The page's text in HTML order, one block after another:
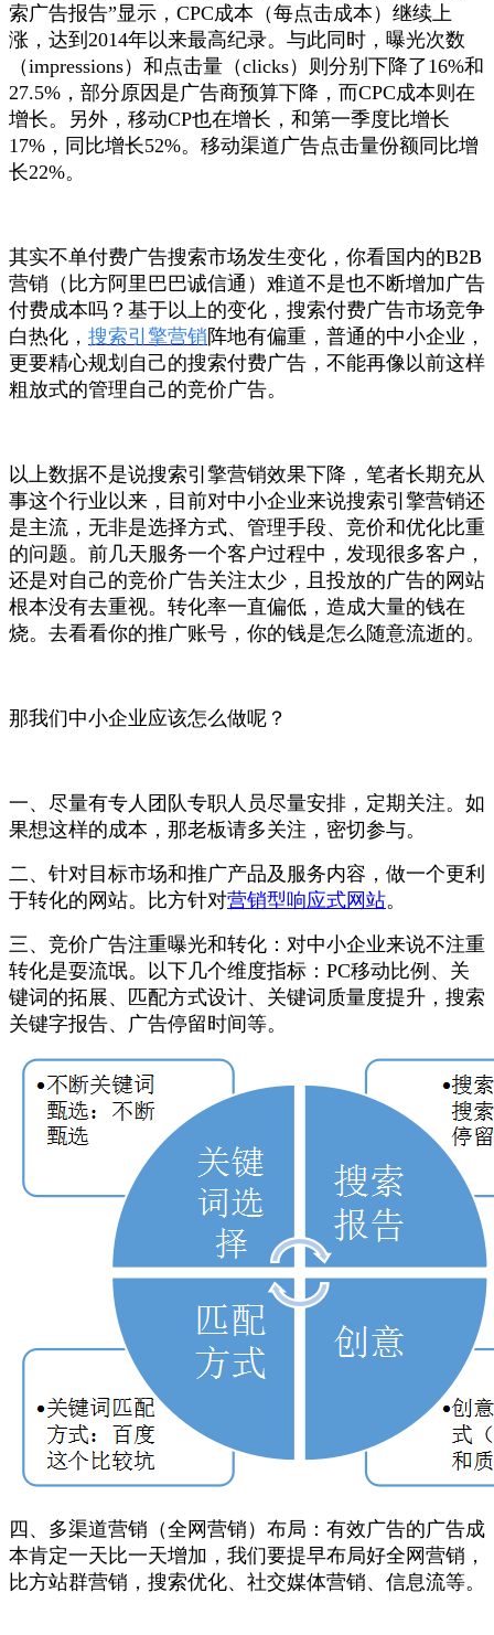
索广告报告”显示，CPC成本（每点击成本）继续上
涨，达到2014年以来最高纪录。与此同时，曝光次数
（impressions）和点击量（clicks）则分别下降了16%和
27.5%，部分原因是广告商预算下降，而CPC成本则在
增长。另外，移动CP也在增长，和第一季度比增长
17%，同比增长52%。移动渠道广告点击量份额同比增
长22%。
其实不单付费广告搜索市场发生变化，你看国内的B2B
营销（比方阿里巴巴诚信通）难道不是也不断增加广告
付费成本吗？基于以上的变化，搜索付费广告市场竞争
白热化， 搜索引擎营销 阵地有偏重，普通的中小企业，
更要精心规划自己的搜索付费广告，不能再像以前这样
粗放式的管理自己的竞价广告。
以上数据不是说搜索引擎营销效果下降，笔者长期充从
事这个行业以来，目前对中小企业来说搜索引擎营销还
是主流，无非是选择方式、管理手段、竞价和优化比重
的问题。前几天服务一个客户过程中，发现很多客户，
还是对自己的竞价广告关注太少，且投放的广告的网站
根本没有去重视。转化率一直偏低，造成大量的钱在
烧。去看看你的推广账号，你的钱是怎么随意流逝的。
那我们中小企业应该怎么做呢？
一、尽量有专人团队专职人员尽量安排，定期关注。如
果想这样的成本，那老板请多关注，密切参与。
二、针对目标市场和推广产品及服务内容，做一个更利
于转化的网站。比方针对营销型响应式网站。
三、竞价广告注重曝光和转化：对中小企业来说不注重
转化是耍流氓。以下几个维度指标： PC移动比例、关
键词的拓展、匹配方式设计、关键词质量度提升，搜索
关键字报告、广告停留时间等。
四、多渠道营销（全网营销）布局：有效广告的广告成
本肯定一天比一天增加，我们要提早布局好全网营销，
比方站群营销，搜索优化、社交媒体营销、信息流等。